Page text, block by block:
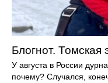
Блогнот. Томская
У августа в России
почему? Случался,